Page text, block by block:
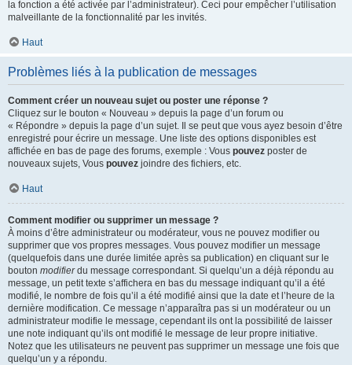
la fonction a été activée par l’administrateur). Ceci pour empêcher l’utilisation
malveillante de la fonctionnalité par les invités.
Haut
Problèmes liés à la publication de messages
Comment créer un nouveau sujet ou poster une réponse ?
Cliquez sur le bouton « Nouveau » depuis la page d’un forum ou
« Répondre » depuis la page d’un sujet. Il se peut que vous ayez besoin d’être
enregistré pour écrire un message. Une liste des options disponibles est
affichée en bas de page des forums, exemple : Vous pouvez poster de
nouveaux sujets, Vous pouvez joindre des fichiers, etc.
Haut
Comment modifier ou supprimer un message ?
À moins d’être administrateur ou modérateur, vous ne pouvez modifier ou
supprimer que vos propres messages. Vous pouvez modifier un message
(quelquefois dans une durée limitée après sa publication) en cliquant sur le
bouton modifierdu message correspondant. Si quelqu’un a déjà répondu au
message, un petit texte s’affichera en bas du message indiquant qu’il a été
modifié, le nombre de fois qu’il a été modifié ainsi que la date et l’heure de la
dernière modification. Ce message n’apparaîtra pas si un modérateur ou un
administrateur modifie le message, cependant ils ont la possibilité de laisser
une note indiquant qu’ils ont modifié le message de leur propre initiative.
Notez que les utilisateurs ne peuvent pas supprimer un message une fois que
quelqu’un y a répondu.